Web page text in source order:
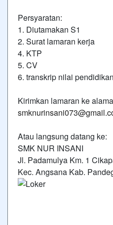
Persyaratan:
1. Diutamakan S1
2. Surat lamaran kerja
4. KTP
5. CV
6. transkrip nilai
Kirimkan lamaran ke
Atau langsung datang ke:
SMK NUR INSANI
Jl. Padamulya Km. 1
Kec. Angsana Kab.